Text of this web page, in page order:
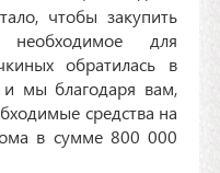
чтобы закупить
для
обратилась в
мы благодаря вам,
средства на
в сумме 800 000